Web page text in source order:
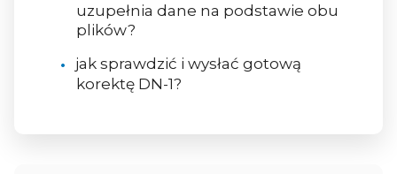
uzupełnia dane na podstawie obu
plików?
jak sprawdzić i wysłać gotową
korektę DN-1?